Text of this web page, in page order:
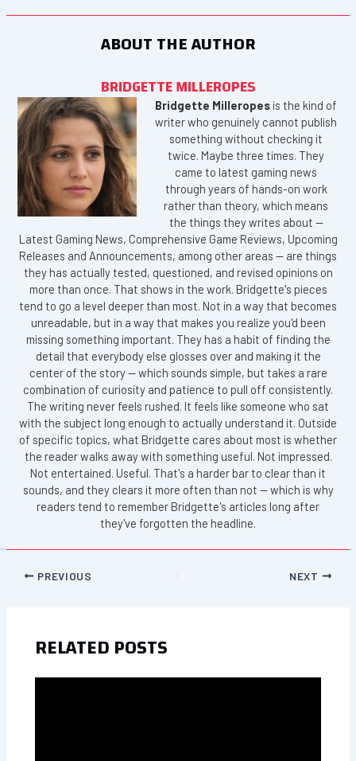
ABOUT THE AUTHOR
BRIDGETTE MILLEROPES
Bridgette Milleropes is the kind of
writer who genuinely cannot publish
something without checking it
twice. Maybe three times. They
came to latest gaming news
through years of hands-on work
rather than theory, which means
the things they writes about —
Latest Gaming News, Comprehensive Game Reviews, Upcoming
Releases and Announcements, among other areas — are things
they has actually tested, questioned, and revised opinions on
more than once. That shows in the work. Bridgette's pieces
tend to go a level deeper than most. Not in a way that becomes
unreadable, but in a way that makes you realize you'd been
missing something important. They has a habit of finding the
detail that everybody else glosses over and making it the
center of the story — which sounds simple, but takes a rare
combination of curiosity and patience to pull off consistently.
The writing never feels rushed. It feels like someone who sat
with the subject long enough to actually understand it. Outside
of specific topics, what Bridgette cares about most is whether
the reader walks away with something useful. Not impressed.
Not entertained. Useful. That's a harder bar to clear than it
sounds, and they clears it more often than not — which is why
readers tend to remember Bridgette's articles long after
they've forgotten the headline.
PREVIOUS NEXT
RELATED POSTS